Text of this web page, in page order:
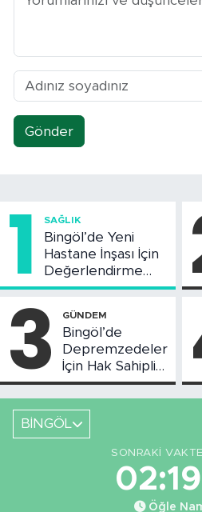
Gönder
1 SAĞLIK
Bingöl’de Yeni
Hastane İnşası İçin
Değerlendirme
Toplantısı Yapıldı
3 GÜNDEM
Bingöl’de
Depremzedeler
İçin Hak Sahipliği
Askı Süreci
Başladı
BİNGÖL
SONRAKI
Öğle